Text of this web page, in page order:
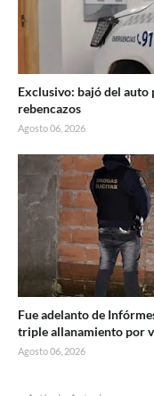
Exclusivo: bajó del auto
rebencazos
Agosto 06, 2026
Fue adelanto de
triple allanamiento por
Agosto 06, 2026